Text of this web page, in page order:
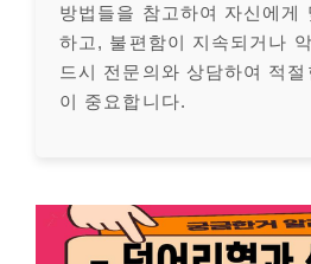
방법들을 참고하여 자신에게
하고, 불편함이 지속되거나
드시 전문의와 상담하여 적
이 중요합니다.